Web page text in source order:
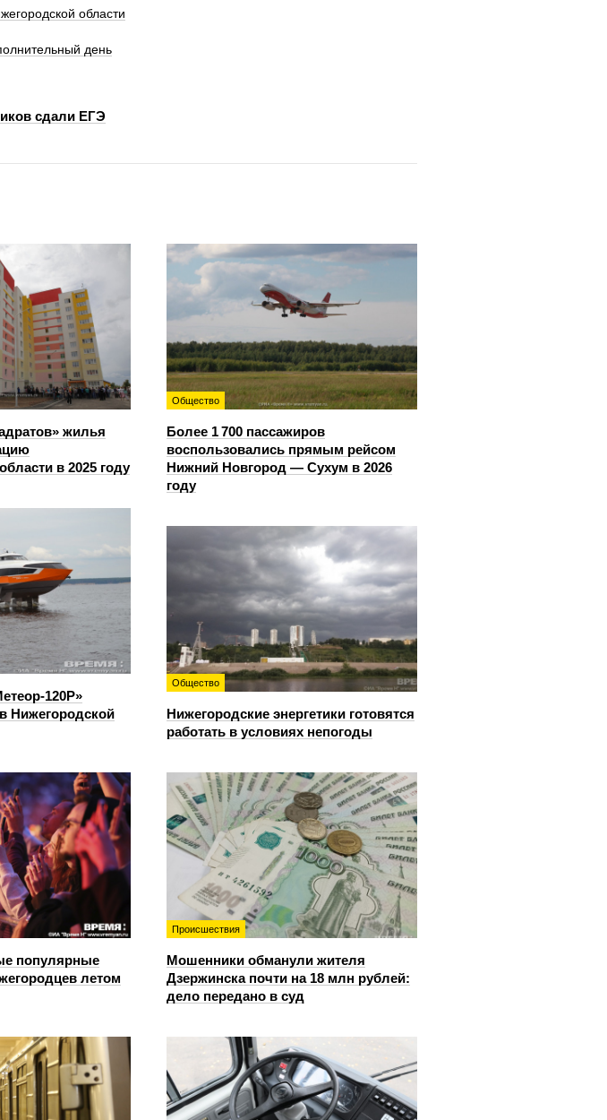
области
день
сдали ЕГЭ
жилья
в 2025 году
Общество
Более 1 700 пассажиров
воспользовались прямым рейсом
Нижний Новгород — Сухум в 2026
году
120Р»
Нижегородской
Общество
Нижегородские энергетики готовятся
работать в условиях непогоды
популярные
летом
Происшествия
Мошенники обманули жителя
Дзержинска почти на 18 млн рублей:
дело передано в суд